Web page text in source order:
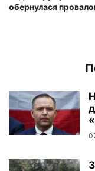
обернулася